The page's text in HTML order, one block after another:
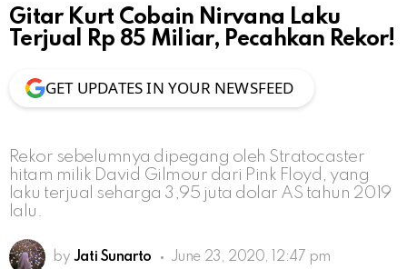
Gitar Kurt Cobain Nirvana Laku
Terjual Rp 85 Miliar, Pecahkan Rekor!
GET UPDATES IN YOUR NEWSFEED
Rekor sebelumnya dipegang oleh Stratocaster
hitam milik David Gilmour dari Pink Floyd, yang
laku terjual seharga 3,95 juta dolar AS tahun 2019
lalu.
by Jati Sunarto June 23, 2020, 12:47 pm